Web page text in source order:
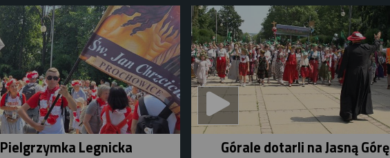
Pielgrzymka Legnicka Górale dotarli na Jasną Górę